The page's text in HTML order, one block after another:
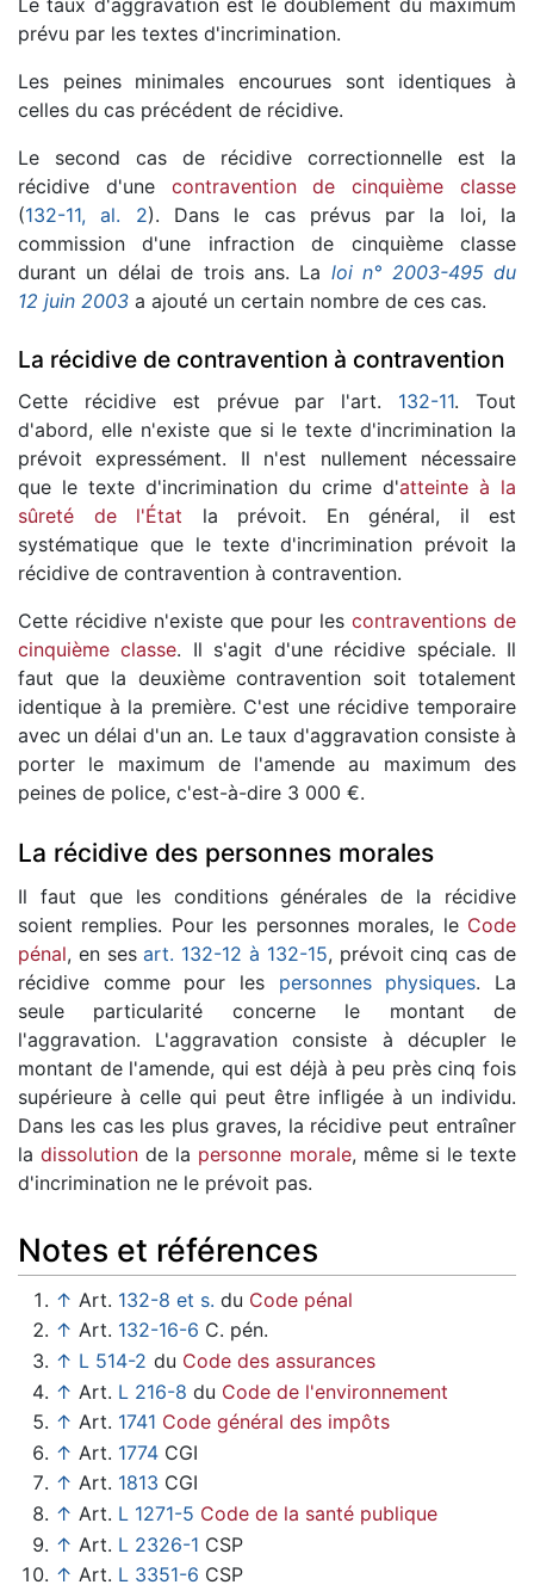
Le taux d'aggravation est le doublement du maximum
prévu par les textes d'incrimination.
Les peines minimales encourues sont identiques à
celles du cas précédent de récidive.
Le second cas de récidive correctionnelle est la
récidive d'une contravention de cinquième classe
(132-11, al. 2). Dans le cas prévus par la loi, la
commission d'une infraction de cinquième classe
durant un délai de trois ans. La loi n° 2003-495 du
12 juin 2003 a ajouté un certain nombre de ces cas.
La récidive de contravention à contravention
Cette récidive est prévue par l'art. 132-11. Tout
d'abord, elle n'existe que si le texte d'incrimination la
prévoit expressément. Il n'est nullement nécessaire
que le texte d'incrimination du crime d'atteinte à la
sûreté de l'État la prévoit. En général, il est
systématique que le texte d'incrimination prévoit la
récidive de contravention à contravention.
Cette récidive n'existe que pour les contraventions de
cinquième classe. Il s'agit d'une récidive spéciale. Il
faut que la deuxième contravention soit totalement
identique à la première. C'est une récidive temporaire
avec un délai d'un an. Le taux d'aggravation consiste à
porter le maximum de l'amende au maximum des
peines de police, c'est-à-dire 3 000 €.
La récidive des personnes morales
Il faut que les conditions générales de la récidive
soient remplies. Pour les personnes morales, le Code
pénal, en sesart. 132-12 à 132-15, prévoit cinq cas de
récidive comme pour les personnes physiques. La
seule particularité concerne le montant de
l'aggravation. L'aggravation consiste à décupler le
montant de l'amende, qui est déjà à peu près cinq fois
supérieure à celle qui peut être infligée à un individu.
Dans les cas les plus graves, la récidive peut entraîner
ladissolution de la personne morale, même si le texte
d'incrimination ne le prévoit pas.
Notes et références
↑ Art. 132-8 et s. du Code pénal
↑ Art. 132-16-6 C. pén.
↑ L 514-2 du Code des assurances
↑ Art. L 216-8 du Code de l'environnement
↑ Art. 1741 Code général des impôts
↑ Art. 1774CGI
↑ Art. 1813 CGI
↑ Art. L 1271-5 Code de la santé publique
↑ Art. L 2326-1 CSP
↑ Art. L 3351-6 CSP